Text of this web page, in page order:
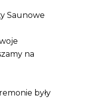
Saunowe
na
były